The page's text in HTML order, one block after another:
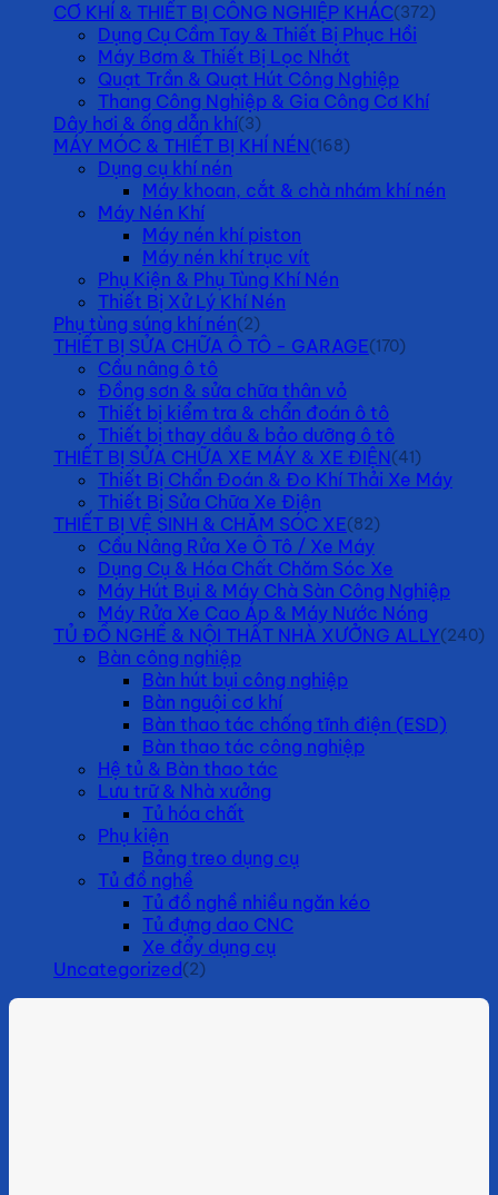
CƠ KHÍ & THIẾT BỊ CÔNG NGHIỆP KHÁC(372)
Dụng Cụ Cầm Tay & Thiết Bị Phục Hồi
Máy Bơm & Thiết Bị Lọc Nhớt
Quạt Trần & Quạt Hút Công Nghiệp
Thang Công Nghiệp & Gia Công Cơ Khí
Dây hơi & ống dẫn khí(3)
MÁY MÓC & THIẾT BỊ KHÍ NÉN(168)
Dụng cụ khí nén
Máy khoan, cắt & chà nhám khí nén
Máy Nén Khí
Máy nén khí piston
Máy nén khí trục vít
Phụ Kiện & Phụ Tùng Khí Nén
Thiết Bị Xử Lý Khí Nén
Phụ tùng súng khí nén(2)
THIẾT BỊ SỬA CHỮA Ô TÔ - GARAGE(170)
Cầu nâng ô tô
Đồng sơn & sửa chữa thân vỏ
Thiết bị kiểm tra & chẩn đoán ô tô
Thiết bị thay dầu & bảo dưỡng ô tô
THIẾT BỊ SỬA CHỮA XE MÁY & XE ĐIỆN(41)
Thiết Bị Chẩn Đoán & Đo Khí Thải Xe Máy
Thiết Bị Sửa Chữa Xe Điện
THIẾT BỊ VỆ SINH & CHĂM SÓC XE(82)
Cầu Nâng Rửa Xe Ô Tô / Xe Máy
Dụng Cụ & Hóa Chất Chăm Sóc Xe
Máy Hút Bụi & Máy Chà Sàn Công Nghiệp
Máy Rửa Xe Cao Áp & Máy Nước Nóng
TỦ ĐỒ NGHỀ & NỘI THẤT NHÀ XƯỞNG ALLY(240)
Bàn công nghiệp
Bàn hút bụi công nghiệp
Bàn nguội cơ khí
Bàn thao tác chống tĩnh điện (ESD)
Bàn thao tác công nghiệp
Hệ tủ & Bàn thao tác
Lưu trữ & Nhà xưởng
Tủ hóa chất
Phụ kiện
Bảng treo dụng cụ
Tủ đồ nghề
Tủ đồ nghề nhiều ngăn kéo
Tủ đựng dao CNC
Xe đẩy dụng cụ
Uncategorized(2)